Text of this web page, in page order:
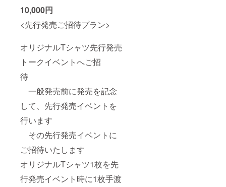
10,000円
<先行発売ご招待プラン>
オリジナルTシャツ先行発売
トークイベントへご招
待
一般発売前に発売を記念
して、先行発売イベントを
行います
その先行発売イベントに
ご招待いたします
オリジナルTシャツ1枚を先
行発売イベント時に1枚手渡